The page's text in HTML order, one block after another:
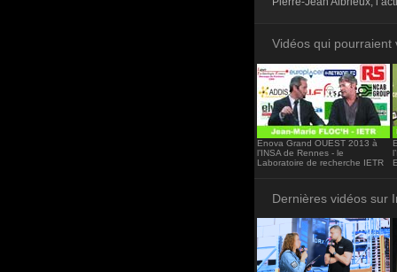
<iframe
Vidéos qui pourraient
Enova Grand OUEST 2013 à
l’INSA de Rennes - le
Laboratoire de recherche IETR
Dernières vidéos sur